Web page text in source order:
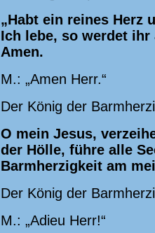
„Habt ein reines Herz
Ich lebe, so werdet
Amen.
M.: „Amen Herr.“
Der König der
O mein Jesus,
der Hölle, führe alle
Barmherzigkeit am
Der König der
M.: „Adieu Herr!“